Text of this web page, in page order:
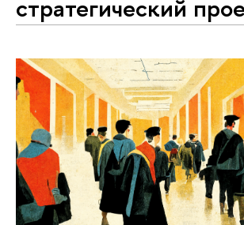
стратегический